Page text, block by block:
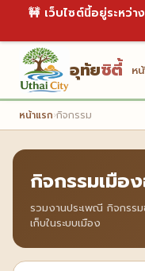
🚧 เว็บไซต์นี้อยู่ระหว่
อุทัยซิตี้ ห
หน้าแรก›กิจกรรม
กิจกรรมเมือ
รวมงานประเพณี กิจกรร
เก็บในระบบเมือง